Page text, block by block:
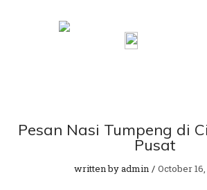
Pesan Nasi Tumpeng di
Pusat
written byadmin October